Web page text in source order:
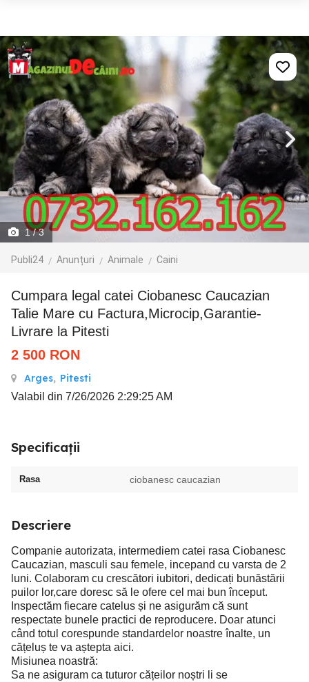
1/ 3
Publi24 Anunțuri Animale Caini
Cumpara legal catei Ciobanesc Caucazian
Talie Mare cu Factura,Microcip,Garantie-
Livrare la Pitesti
2 500 RON
Arges, Pitesti
Valabil din 7/26/2026 2:29:25 AM
Specificații
Rasa ciobanesc caucazian
Descriere
Companie autorizata, intermediem catei rasa Ciobanesc
Caucazian, masculi sau femele, incepand cu varsta de 2
luni. Colaboram cu crescători iubitori, dedicați bunăstării
puilor lor,care doresc să le ofere cel mai bun început.
Inspectăm fiecare catelus și ne asigurăm că sunt
respectate bunele practici de reproducere. Doar atunci
când totul corespunde standardelor noastre înalte, un
cățeluș te va aștepta aici.
Misiunea noastră:
Sa ne asiguram ca tuturor cățeilor noștri li se